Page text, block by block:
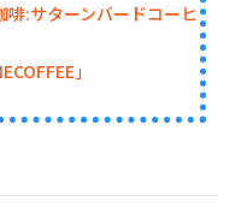
啡:サターンバードコーヒ
」